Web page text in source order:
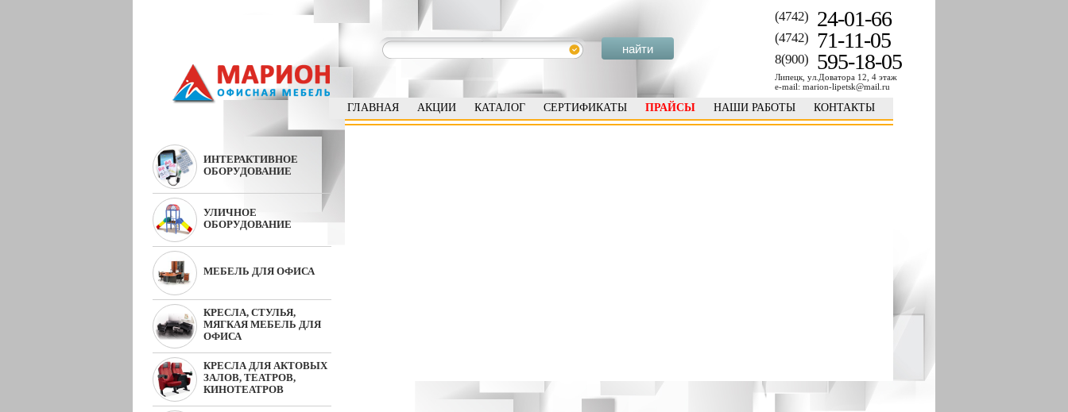
(4742) 24-01-66
(4742) 71-11-05
8(900) 595-18-05
Липецк, ул.Доватора 12, 4 этаж
e-mail: marion-lipetsk@mail.ru
ГЛАВНАЯ АКЦИИ КАТАЛОГ СЕРТИФИКАТЫ ПРАЙСЫ НАШИ РАБОТЫ КОНТАКТЫ
ИНТЕРАКТИВНОЕ
ОБОРУДОВАНИЕ
УЛИЧНОЕ
ОБОРУДОВАНИЕ
МЕБЕЛЬ ДЛЯ ОФИСА
КРЕСЛА, СТУЛЬЯ,
МЯГКАЯ МЕБЕЛЬ ДЛЯ
ОФИСА
КРЕСЛА ДЛЯ АКТОВЫХ
ЗАЛОВ, ТЕАТРОВ,
КИНОТЕАТРОВ